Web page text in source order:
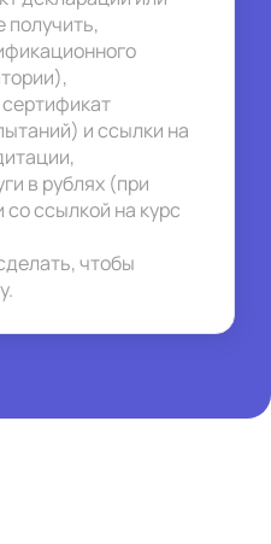
получить,
и ссылки на
в рублях (при
ссылкой на курс
чтобы